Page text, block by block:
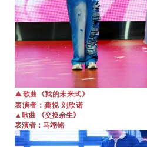
▲歌曲《我的未来式》
表演者：龚悦 刘欣诺
▲歌曲 《交换余生》
表演者： 马翊铭